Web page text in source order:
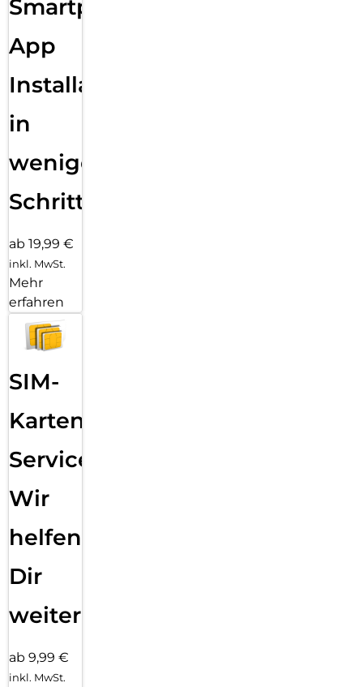
Hülle mit PanzerGlass PicturePerfect oder Hoops.
P.S. Und wie alle unsere Produkte wird auch Ceramic Schutz
in einer recycelbaren FSC-zertifizierten Verpackung geliefert.
Smartphone
App
Installation
in
wenigen
Schritten
ab 19,99 €
inkl. MwSt.
Mehr
erfahren
SIM-
Karten
Service:
Wir
helfen
Dir
weiter
ab 9,99 €
inkl. MwSt.